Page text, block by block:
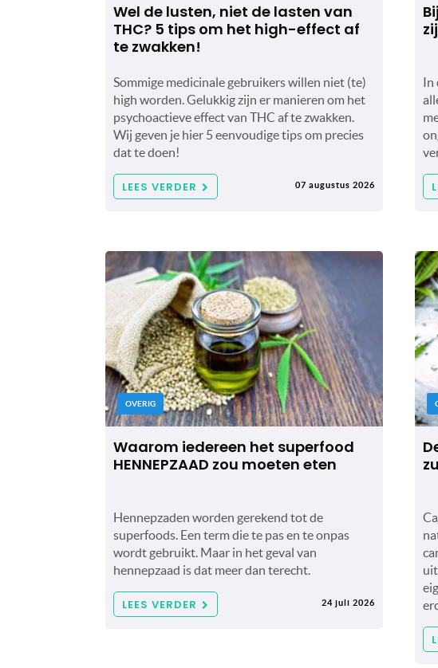
Wel de lusten, niet de lasten van
THC? 5 tips om het high-effect af
te zwakken!
Sommige medicinale gebruikers willen niet (te)
high worden. Gelukkig zijn er manieren om het
psychoactieve effect van THC af te zwakken.
Wij geven je hier 5 eenvoudige tips om precies
dat te doen!
LEES VERDER 07 augustus 2026
In
OVERIG
Waarom iedereen het superfood
HENNEPZAAD zou moeten eten
Hennepzaden worden gerekend tot de
superfoods. Een term die te pas en te onpas
wordt gebruikt. Maar in het geval van
hennepzaad is dat meer dan terecht.
LEES VERDER 24 juli 2026